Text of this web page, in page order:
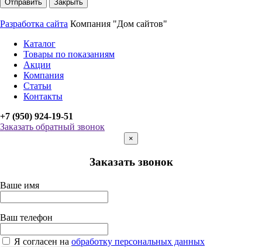
Отправить Закрыть
Разработка сайта Компания "Дом сайтов"
Каталог
Товары по показаниям
Акции
Компания
Статьи
Контакты
+7 (950) 924-19-51
Заказать обратный звонок
×
Заказать звонок
Ваше имя
Ваш телефон
Я согласен на обработку персональных данных